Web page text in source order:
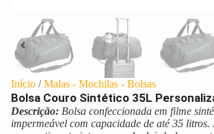
Início /Malas - Mochilas - Bolsas
Bolsa Couro Sintético 35L
Descrição: Bolsa confeccionada em filme
impermeável com capacidade de até 35 litros.